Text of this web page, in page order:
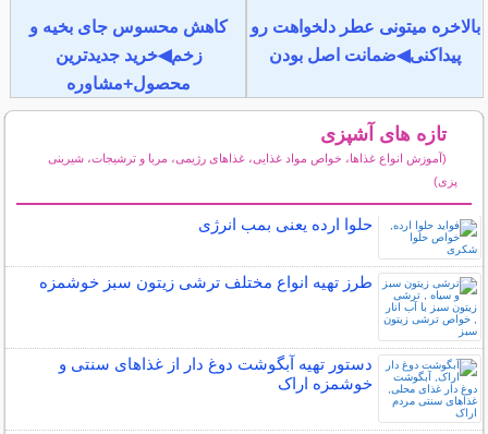
بالاخره میتونی عطر دلخواهت رو
پیداکنی◀ضمانت اصل بودن
کاهش محسوس جای بخیه و
زخم◀خرید جدیدترین
محصول+مشاوره
تازه های آشپزی
(آموزش انواع غذاها، خواص مواد غذایی، غذاهای رژیمی، مربا و ترشیجات، شیرینی
پزی)
حلوا ارده یعنی بمب انرژی
طرز تهیه انواع مختلف ترشی زیتون سبز خوشمزه
دستور تهیه آبگوشت دوغ دار از غذاهای سنتی و
خوشمزه اراک